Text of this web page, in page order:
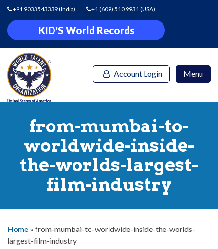
+91 9033543339(India) +1 (609) 510 9931(USA)
KID'S World Records
Account Login Menu
from-mumbai-to-
worldwide-inside-
the-worlds-largest-
film-industry
Home » from-mumbai-to-worldwide-inside-the-worlds-
largest-film-industry